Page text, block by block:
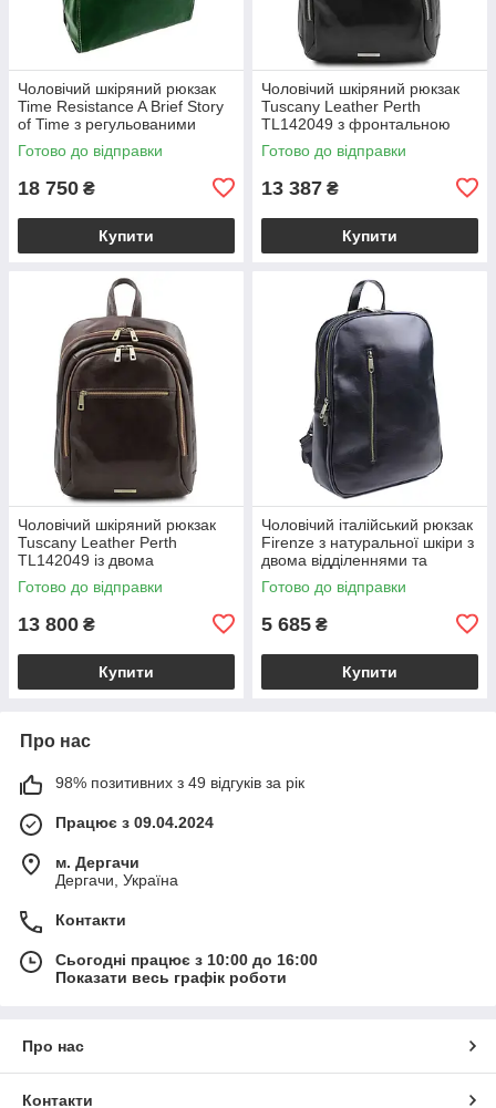
Чоловічий шкіряний рюкзак
Time Resistance A Brief Story
of Time з регульованими
лямками, зелений
BS5216601
Готово до відправки
18 750 ₴
Купити
Чоловічий шкіряний рюкзак
Tuscany Leather Perth
TL142049 з фронтальною
кишенею на блискавці,
чорний BS2049_1_2
Готово до відправки
13 387 ₴
Купити
Чоловічий шкіряний рюкзак
Tuscany Leather Perth
TL142049 із двома
відділеннями на блискавці,
темно-коричневий
Готово до відправки
13 800 ₴
Купити
Чоловічий італійський рюкзак
Firenze з натуральної шкіри з
двома відділеннями та
фронтальною кишенею,
чорний VL2220-05-31
Готово до відправки
5 685 ₴
Купити
Про нас
98% позитивних з 49 відгуків за рік
Працює з 09.04.2024
м. Дергачи
Дергачи, Україна
Контакти
Сьогодні працює з 10:00 до 16:00
Показати весь графік роботи
Про нас
Контакти